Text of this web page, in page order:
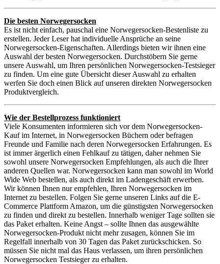
Die besten Norwegersocken
Es ist nicht einfach, pauschal eine Norwegersocken-Bestenliste zu
erstellen. Jeder Leser hat individuelle Ansprüche an seine
Norwegersocken-Eigenschaften. Allerdings bieten wir ihnen eine
Auswahl der besten Norwegersocken. Durchstöbern Sie gerne
unsere Auswahl, um Ihren persönlichen Norwegersocken-Testsieger
zu finden. Um eine gute Übersicht dieser Auswahl zu erhalten
werfen Sie doch einen Blick auf unseren direkten Norwegersocken
Produktvergleich.
Wie der Bestellprozess funktioniert
Viele Konsumenten informieren sich vor dem Norwegersocken-
Kauf im Internet, in Norwegersocken Büchern oder befragen
Freunde und Familie nach deren Norwegersocken Erfahrungen. Es
ist immer ärgerlich einen Fehlkauf zu tätigen, daher nehmen Sie
sowohl unsere Norwegersocken Empfehlungen, als auch die Ihrer
anderen Quellen war. Norwegersocken kann man sowohl im World
Wide Web bestellen, als auch direkt im Ladengeschäft erwerben.
Wir können Ihnen nur empfehlen, Ihren Norwegersocken im
Internet zu bestellen. Folgen Sie gerne unseren Links auf die E-
Commerce Plattform Amazon, um die günstigsten Norwegersocken
zu finden und direkt zu bestellen. Innerhalb weniger Tage sollten sie
das Paket erhalten. Keine Angst – sollte Ihnen das ausgewählte
Norwegersocken-Produkt nicht mehr zusagen, können Sie im
Regelfall innerhalb von 30 Tagen das Paket zurückschicken. So
müssen Sie nicht mal das Haus verlassen, um ihren persönlichen
Norwegersocken Testsieger zu erhalten.